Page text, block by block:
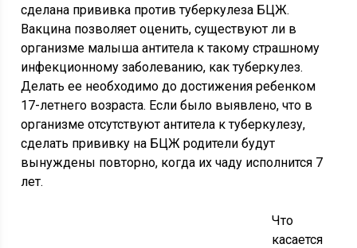
сделана прививка против туберкулеза БЦЖ.
Вакцина позволяет оценить, существуют ли в
организме малыша антитела к такому страшному
инфекционному заболеванию, как туберкулез.
Делать ее необходимо до достижения ребенком
17-летнего возраста. Если было выявлено, что в
организме отсутствуют антитела к туберкулезу,
сделать прививку на БЦЖ родители будут
вынуждены повторно, когда их чаду исполнится 7
лет.
Что
касается